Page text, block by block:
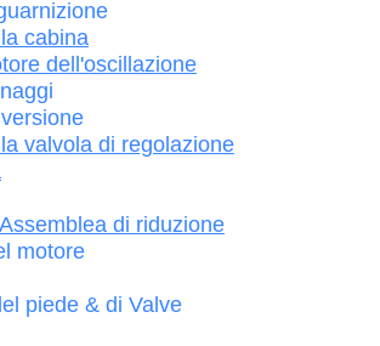
cabina
dell'oscillazione
valvola di regolazione
di riduzione
motore
piede & di Valve